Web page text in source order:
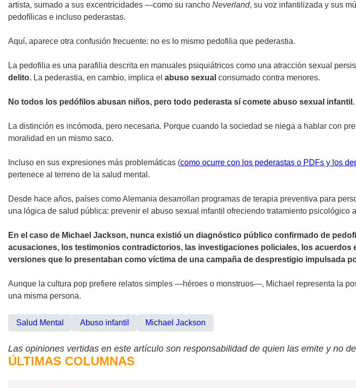
artista, sumado a sus excentricidades —como su rancho Neverland, su voz infantilizada y sus
pedofílicas e incluso pederastas.
Aquí, aparece otra confusión frecuente: no es lo mismo pedofilia que pederastia.
La pedofilia es una parafilia descrita en manuales psiquiátricos como una atracción sexual
delito. La pederastia, en cambio, implica el abuso sexual consumado contra menores.
No todos los pedófilos abusan niños, pero todo pederasta sí comete abuso sexual infantil.
La distinción es incómoda, pero necesaria. Porque cuando la sociedad se niega a hablar con
moralidad en un mismo saco.
Incluso en sus expresiones más problemáticas (como ocurre con los pederastas o PDFs y los
pertenece al terreno de la salud mental.
Desde hace años, países como Alemania desarrollan programas de terapia preventiva para
una lógica de salud pública: prevenir el abuso sexual infantil ofreciendo tratamiento psicológico
En el caso de Michael Jackson, nunca existió un diagnóstico público confirmado de
acusaciones, los testimonios contradictorios, las investigaciones policiales, los
versiones que lo presentaban como víctima de una campaña de desprestigio impulsada
Aunque la cultura pop prefiere relatos simples —héroes o monstruos—, Michael representa la
una misma persona.
Salud Mental Abuso infantil Michael Jackson
Las opiniones vertidas en este artículo son responsabilidad de quien las emite y no
ÚLTIMAS COLUMNAS